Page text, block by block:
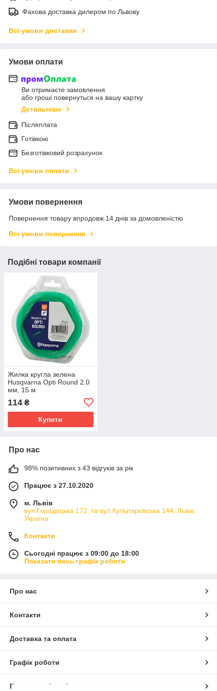
Фахова доставка дилером по Львову
Всі умови доставки
Умови оплати
Ви отримаєте замовлення
або гроші повернуться на вашу картку
Детальніше
Післяплата
Готівкою
Безготівковий розрахунок
Всі умови оплати
Умови повернення
Повернення товару впродовж 14 днів за домовленістю
Всі умови повернення
Подібні товари компанії
Жилка кругла зелена
Husqvarna Opti Round 2.0
мм, 15 м
114 ₴
Купити
Про нас
98% позитивних з 43 відгуків за рік
Працює з 27.10.2020
м. Львів
вул.Городоцька 172, та вул.Кульпарківська 144, Львів,
Україна
Контакти
Сьогодні працює з 09:00 до 18:00
Показати весь графік роботи
Про нас
Контакти
Доставка та оплата
Графік роботи
Повна версія сайту